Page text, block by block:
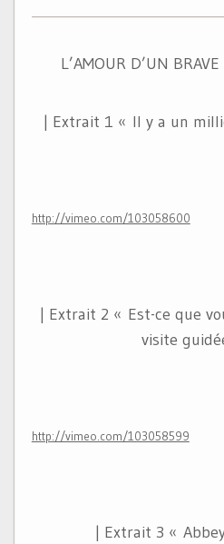
L’AMOUR D’UN
| Extrait 1 « Il y a un
http://vimeo.com/103058600
| Extrait 2 « Est-ce que
visite
http://vimeo.com/103058599
| Extrait 3 «